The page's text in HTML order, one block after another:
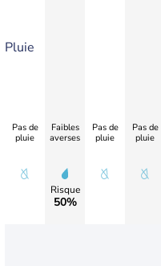
Pluie
Pas de
pluie
Faibles
averses
Risque
50%
Pas de
pluie
Pas de
pluie